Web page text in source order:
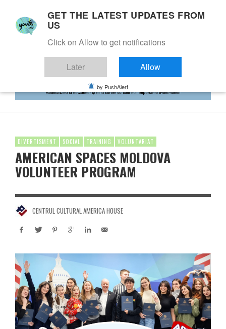
DIVERTISMENT SOCIAL TRAINING VOLUNTARIAT
AMERICAN SPACES MOLDOVA
VOLUNTEER PROGRAM
CENTRUL CULTURAL AMERICA HOUSE
GET THE LATEST UPDATES FROM
US
Click on Allow to get notifications
Later Allow
by PushAlert